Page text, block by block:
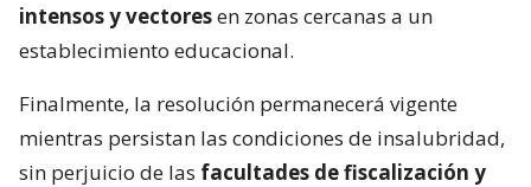
intensos y vectoresen zonas cercanas a un
establecimiento educacional.
Finalmente, la resolución permanecerá vigente
mientras persistan las condiciones de insalubridad,
sin perjuicio de las facultades de fiscalización y